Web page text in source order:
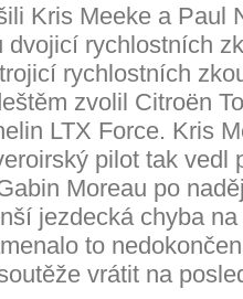
Kris Meeke a Paul
dvojicí rychlostních
rychlostních
zvolil Citroën
LTX Force. Kris
pilot tak vedl
Moreau po
jezdecká chyba
to
vrátit na